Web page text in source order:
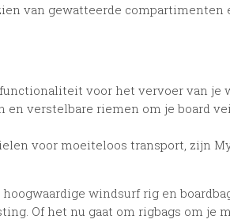
van gewatteerde
voor het vervoer van je
verstelbare riemen om je board
voor moeiteloos transport, zijn
windsurf rig en
Of het nu gaat om rigbags om je